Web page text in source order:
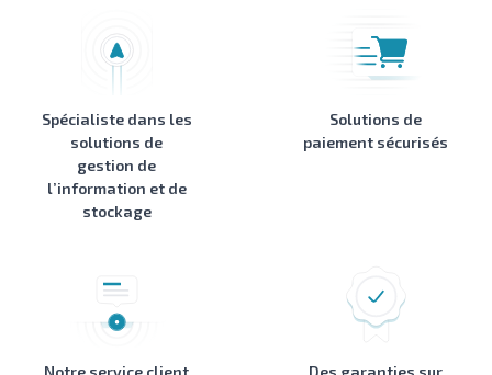
Spécialiste dans les
solutions de
gestion de
l’information et de
stockage
Solutions de
paiement sécurisés
Notre service client
Des garanties sur